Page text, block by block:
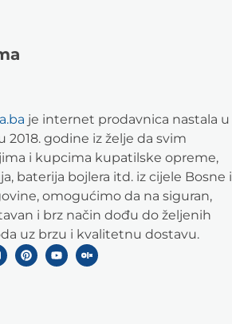
je internet prodavnica nastala u
2018. godine iz želje da svim
i kupcima kupatilske opreme,
baterija bojlera itd. iz cijele Bosne i
omogućimo da na siguran,
i brz način dođu do željenih
uz brzu i kvalitetnu dostavu.